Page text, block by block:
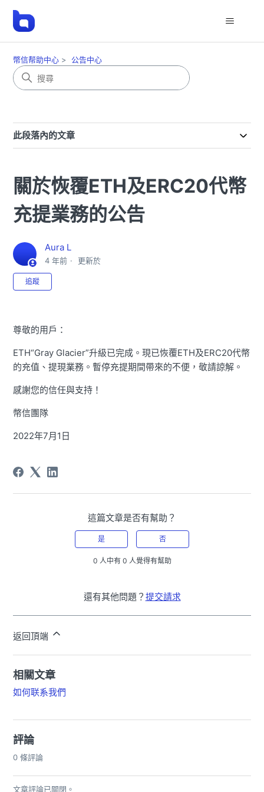
幣信帮助中心 公告中心
此段落內的文章
關於恢覆ETH及ERC20代幣
充提業務的公告
Aura L
4 年前 更新於
追蹤
尊敬的用戶：
ETH“Gray Glacier”升級已完成。現已恢覆ETH及ERC20代幣
的充值、提現業務。暫停充提期間帶來的不便，敬請諒解。
感謝您的信任與支持！
幣信團隊
2022年7月1日
這篇文章是否有幫助？
是 否
0 人中有 0 人覺得有幫助
還有其他問題？ 提交請求
返回頂端
相關文章
如何联系我們
評論
0 條評論
文章評論已關閉。